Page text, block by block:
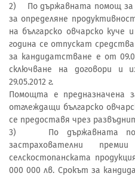
2) По държавната помощ за
за определяне
на българско овчарско куче
година се отпускат
за кандидатстване е от
сключване на договори и
29.05.2012 г.
Помощта е предназначена
отглеждащи българско
се предоставя чрез
3) По държавната
застрахователни
селскостопанската
000 000 лв. Срокът за